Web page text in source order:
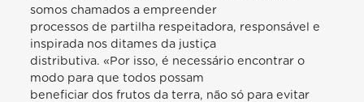
somos chamados a empreender
processos de partilha respeitadora, responsável e
inspirada nos ditames da justiça
distributiva. «Por isso, é necessário encontrar o
modo para que todos possam
beneficiar dos frutos da terra, não só para evitar